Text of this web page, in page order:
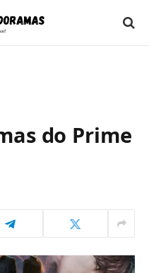
do Prime